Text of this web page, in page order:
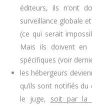
éditeurs, ils n’ont
surveillance globale
(ce qui serait
Mais ils doivent en
spécifiques (voir
les hébergeurs
qu’ils sont notifiés
le juge, soit par la